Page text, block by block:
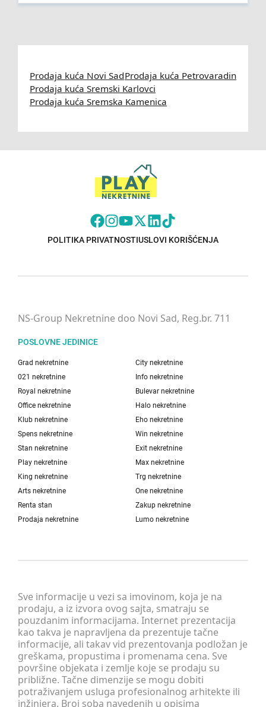
Prodaja kuća Novi SadProdaja kuća Petrovaradin
Prodaja kuća Sremski Karlovci
Prodaja kuća Sremska Kamenica
POLITIKA PRIVATNOSTIUSLOVI KORIŠĆENJA
Sve informacije u vezi sa imovinom, koja je na
prodaju, a iz izvora ovog sajta, smatraju se
pouzdanim informacijama. Internet prezentacija
kao takva je napravljena da prezentuje tačne
informacije, ali takav vid prezentovanja podložan je
greškama, propustima i promenama cena. Sve
površine objekata i zemlje koje se prodaju su
približne. Tačne dimenzije se mogu dobiti
potraživanjem usluga profesionalnog arhitekte ili
inžinjera. Broj soba navedenih u opisima
NS-Group Nekretnine doo Novi Sad, Reg.br. 711
POSLOVNE JEDINICE
Grad nekretnine
City nekretnine
021 nekretnine
Info nekretnine
Royal nekretnine
Bulevar nekretnine
Office nekretnine
Halo nekretnine
Klub nekretnine
Eho nekretnine
Spens nekretnine
Win nekretnine
Stan nekretnine
Exit nekretnine
Play nekretnine
Max nekretnine
King nekretnine
Trg nekretnine
Arts nekretnine
One nekretnine
Renta stan
Zakup nekretnine
Prodaja nekretnine
Lumo nekretnine